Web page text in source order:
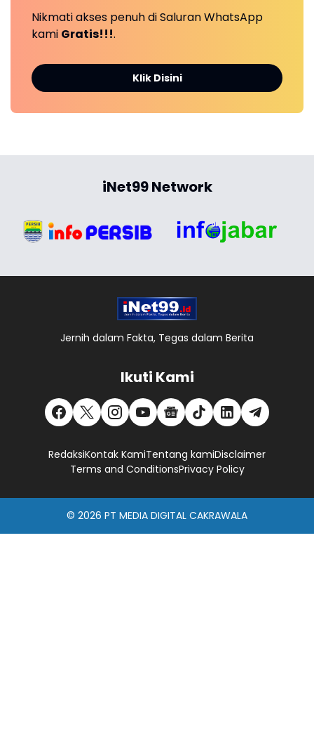
Nikmati akses penuh di Saluran WhatsApp
kami Gratis!!!.
Klik Disini
iNet99 Network
Jernih dalam Fakta, Tegas dalam Berita
Ikuti Kami
RedaksiKontak KamiTentang kamiDisclaimer
Terms and ConditionsPrivacy Policy
© 2026 PT MEDIA DIGITAL CAKRAWALA